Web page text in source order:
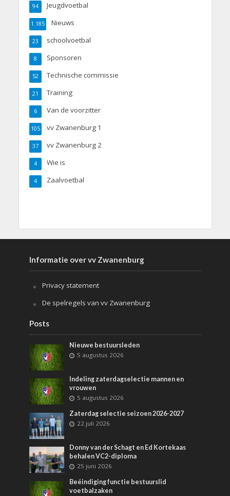
Jeugdvoetbal
94
Nieuws
1.185
schoolvoetbal
23
Sponsoren
8
Technische commissie
52
Training
21
Van de voorzitter
6
vv Zwanenburg 1
105
vv Zwanenburg 2
37
Wie is
4
Zaalvoetbal
4
Informatie over vv Zwanenburg
Privacy statement
De spelregels van vv Zwanenburg
Posts
Nieuwe bestuursleden
5 augustus 2026
Indeling zaterdagselectie mannen en
vrouwen
5 augustus 2026
Zaterdag selectie seizoen 2026-2027
22 juli 2026
Donny van der Schagt en Ed Kortekaas
behalen VC2-diploma
25 juni 2026
Beëindiging functie bestuurslid
voetbalzaken